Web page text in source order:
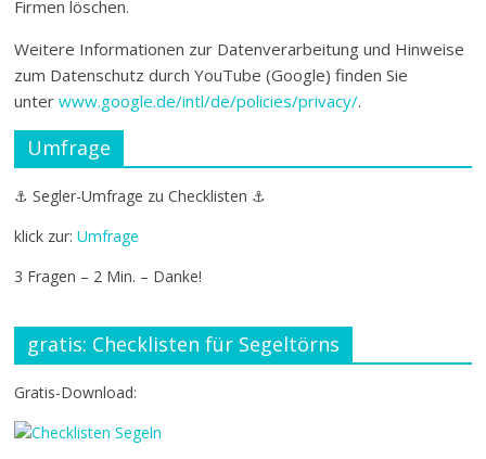
Firmen löschen.
Weitere Informationen zur Datenverarbeitung und Hinweise
zum Datenschutz durch YouTube (Google) finden Sie
unterwww.google.de/intl/de/policies/privacy/.
Umfrage
⚓ Segler-Umfrage zu Checklisten ⚓
klick zur:Umfrage
3 Fragen – 2 Min. – Danke!
gratis: Checklisten für Segeltörns
Gratis-Download: